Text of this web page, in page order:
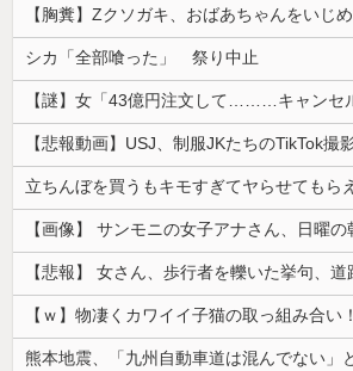
シカ「全部喰った」 祭り中止
【ｗ】物凄くカワイイ子猫の取っ組み合い！